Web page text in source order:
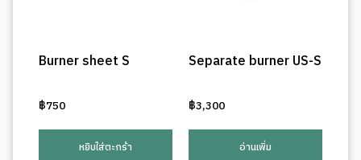
Burner sheet S
฿750
หยิบใส่ตะกร้า
Separate burner US-S
฿3,300
อ่านเพิ่ม